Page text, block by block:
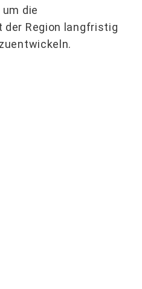
die
Region langfristig